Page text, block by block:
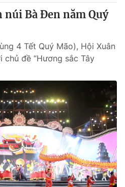
núi Bà Đen năm Quý
4 Tết Quý Mão), Hội Xuân
đề “Hương sắc Tây